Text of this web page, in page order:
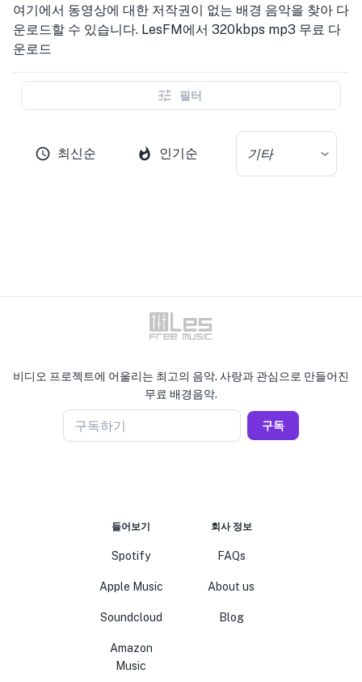
여기에서 동영상에 대한 저작권이 없는 배경 음악을 찾아 다
운로드할 수 있습니다. LesFM에서 320kbps mp3 무료 다
운로드
필터
최신순 인기순 기타
비디오 프로젝트에 어울리는 최고의 음악. 사랑과 관심으로 만들어진
무료 배경음악.
구독하기 구독
들어보기
Spotify
Apple Music
Soundcloud
Amazon
Music
회사 정보
FAQs
About us
Blog